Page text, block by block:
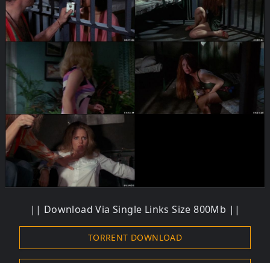
|| Download Via Single Links Size 800Mb ||
TORRENT DOWNLOAD